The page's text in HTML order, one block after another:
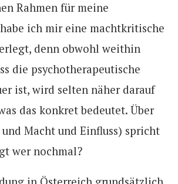
Rahmen für meine
ich mir eine machtkritische
denn obwohl weithin
die psychotherapeutische
ist, wird selten näher darauf
das konkret bedeutet. Über
Macht und Einfluss) spricht
wer nochmal?